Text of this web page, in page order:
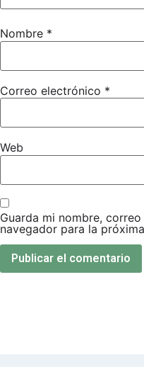
Nombre *
Correo electrónico *
Web
Guarda mi nombre,
navegador para la